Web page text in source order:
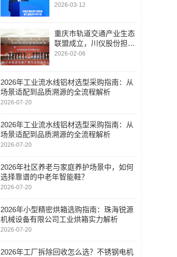
2026-03-12
重庆市轨道交通产业生态
联盟成立，川仪股份担任
副理事长单位
2026-02-06
2026年工业流水线铝材选型采购指南：从
场景适配到品质溯源的全流程解析
2026-07-20
2026年工业流水线铝材选型采购指南：从
场景适配到品质溯源的全流程解析
2026-07-20
2026年社区养老与家庭养护场景中，如何
选择靠谱的中老年智能鞋？
2026-07-20
2026年小型精密烘箱选购指南：珠海锐源
机械设备有限公司工业烘箱实力解析
2026-07-20
2026年工厂拆除回收怎么选？不锈钢电机